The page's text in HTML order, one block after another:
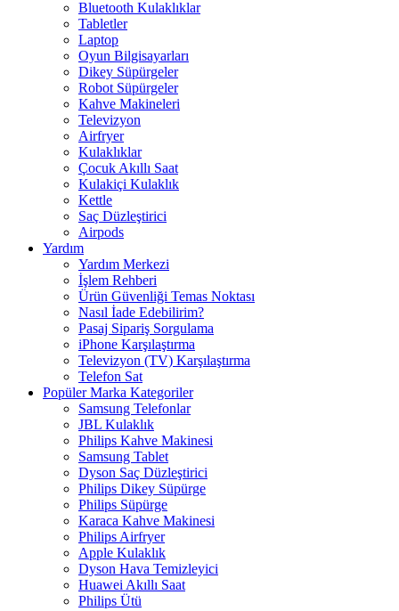
Bluetooth Kulaklıklar
Tabletler
Laptop
Oyun Bilgisayarları
Dikey Süpürgeler
Robot Süpürgeler
Kahve Makineleri
Televizyon
Airfryer
Kulaklıklar
Çocuk Akıllı Saat
Kulakiçi Kulaklık
Kettle
Saç Düzleştirici
Airpods
Yardım
Yardım Merkezi
İşlem Rehberi
Ürün Güvenliği Temas Noktası
Nasıl İade Edebilirim?
Pasaj Sipariş Sorgulama
iPhone Karşılaştırma
Televizyon (TV) Karşılaştırma
Telefon Sat
Popüler Marka Kategoriler
Samsung Telefonlar
JBL Kulaklık
Philips Kahve Makinesi
Samsung Tablet
Dyson Saç Düzleştirici
Philips Dikey Süpürge
Philips Süpürge
Karaca Kahve Makinesi
Philips Airfryer
Apple Kulaklık
Dyson Hava Temizleyici
Huawei Akıllı Saat
Philips Ütü